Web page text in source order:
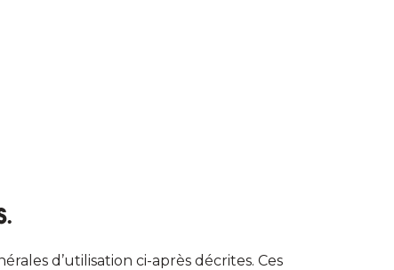
d’utilisation ci-après décrites. Ces